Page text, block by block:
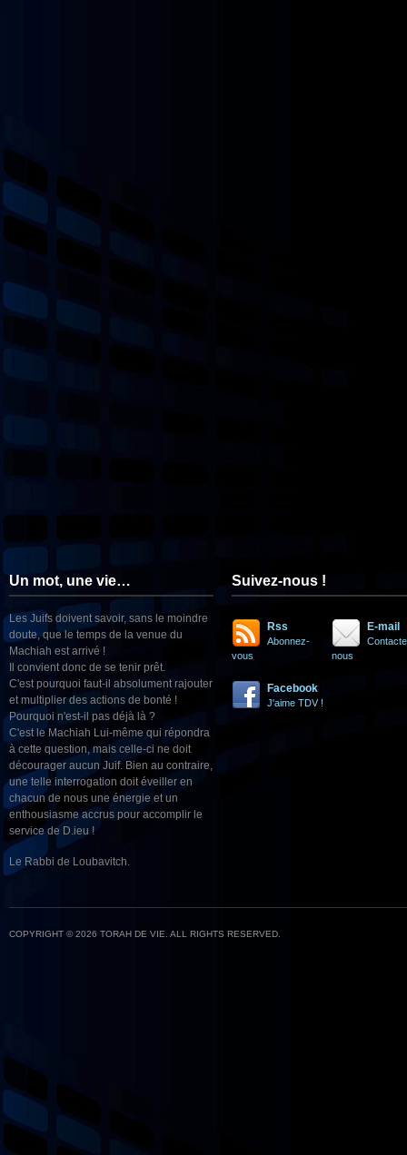
Un mot, une vie…
Les Juifs doivent savoir, sans le moindre
doute, que le temps de la venue du
Machiah est arrivé !
Il convient donc de se tenir prêt.
C'est pourquoi faut-il absolument rajouter
et multiplier des actions de bonté !
Pourquoi n'est-il pas déjà là ?
C'est le Machiah Lui-même qui répondra
à cette question, mais celle-ci ne doit
décourager aucun Juif. Bien au contraire,
une telle interrogation doit éveiller en
chacun de nous une énergie et un
enthousiasme accrus pour accomplir le
service de D.ieu !
Le Rabbi de Loubavitch.
Suivez-nous !
Rss
Abonnez-
vous
E-mail
nous
Facebook
J'aime TDV !
COPYRIGHT © 2026 TORAH DE VIE. ALL RIGHTS RESERVED.